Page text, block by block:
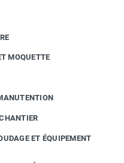
MOQUETTE
ET ÉQUIPEMENT